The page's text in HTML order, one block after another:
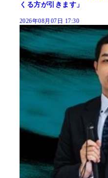
くる方が引きます」
2026年08月07日 17:30